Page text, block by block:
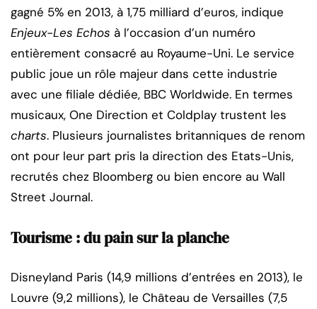
gagné 5% en 2013, à 1,75 milliard d’euros, indique
Enjeux-Les Echos à l’occasion d’un numéro
entièrement consacré au Royaume-Uni. Le service
public joue un rôle majeur dans cette industrie
avec une filiale dédiée, BBC Worldwide. En termes
musicaux, One Direction et Coldplay trustent les
charts. Plusieurs journalistes britanniques de renom
ont pour leur part pris la direction des Etats-Unis,
recrutés chez Bloomberg ou bien encore au Wall
Street Journal.
Tourisme : du pain sur la planche
Disneyland Paris (14,9 millions d’entrées en 2013), le
Louvre (9,2 millions), le Château de Versailles (7,5